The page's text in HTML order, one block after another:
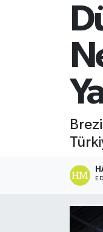
BİYOGRAFİLER
Balıkesir
Süper Lig
Tüm Manşetler
Son Dakika
Haber Arşivi